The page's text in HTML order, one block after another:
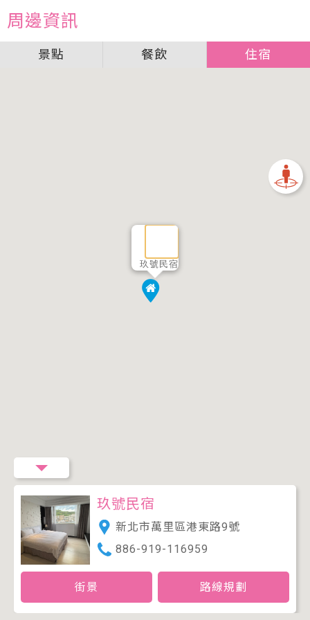
玖號民宿
周邊資訊
景點 餐飲 住宿
玖號民宿
新北市萬里區港東路9號
886-919-116959
街景 路線規劃